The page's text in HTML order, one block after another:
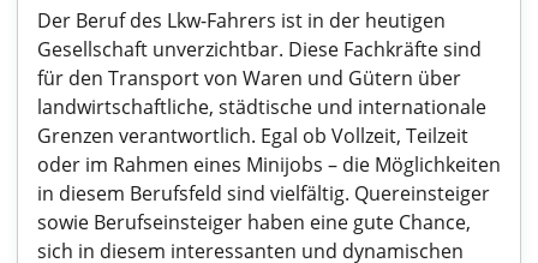
Der Beruf des Lkw-Fahrers ist in der heutigen
Gesellschaft unverzichtbar. Diese Fachkräfte sind
für den Transport von Waren und Gütern über
landwirtschaftliche, städtische und internationale
Grenzen verantwortlich. Egal ob Vollzeit, Teilzeit
oder im Rahmen eines Minijobs – die Möglichkeiten
in diesem Berufsfeld sind vielfältig. Quereinsteiger
sowie Berufseinsteiger haben eine gute Chance,
sich in diesem interessanten und dynamischen